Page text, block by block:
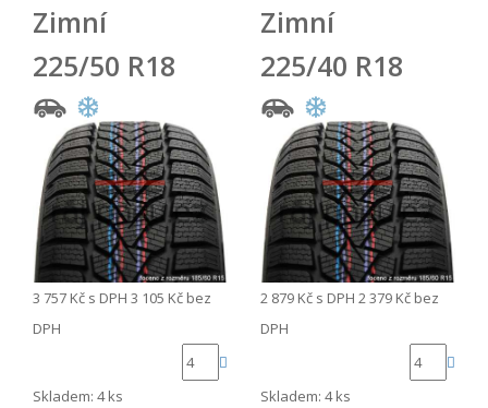
Zimní
225/50 R18
3 757 Kč s DPH 3 105 Kč bez
DPH
Skladem: 4 ks
Zimní
225/40 R18
2 879 Kč s DPH 2 379 Kč bez
DPH
Skladem: 4 ks